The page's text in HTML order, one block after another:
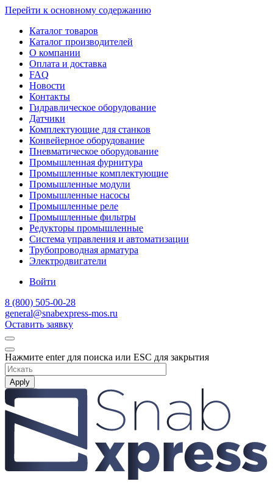
Перейти к основному содержанию
Каталог товаров
Каталог производителей
О компании
Оплата и доставка
FAQ
Новости
Контакты
Гидравлическое оборудование
Датчики
Комплектующие для станков
Конвейерное оборудование
Пневматическое оборудование
Промышленная фурнитура
Промышленные комплектующие
Промышленные модули
Промышленные насосы
Промышленные реле
Промышленные фильтры
Редукторы промышленные
Система управления и автоматизации
Трубопроводная арматура
Электродвигатели
Войти
8 (800) 505-00-28
general@snabexpress-mos.ru
Оставить заявку
Нажмите enter для поиска или ESC для закрытия
Apply